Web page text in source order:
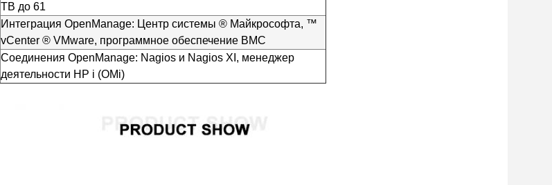
TB до 61
Интеграция OpenManage: Центр системы ® Майкрософта, ™
vCenter ® VMware, программное обеспечение BMC
Соединения OpenManage: Nagios и Nagios XI, менеджер
деятельности HP i (OMi)